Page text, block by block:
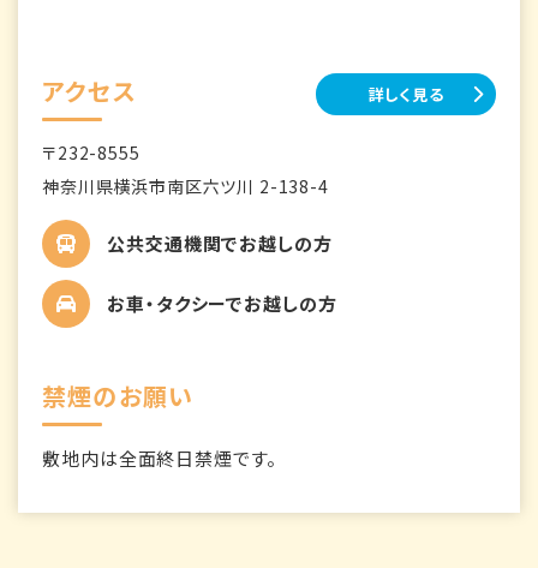
アクセス 詳しく見る
〒232-8555
神奈川県横浜市南区六ツ川 2-138-4
公共交通機関でお越しの方
お車・タクシーでお越しの方
禁煙のお願い
敷地内は全面終日禁煙です。